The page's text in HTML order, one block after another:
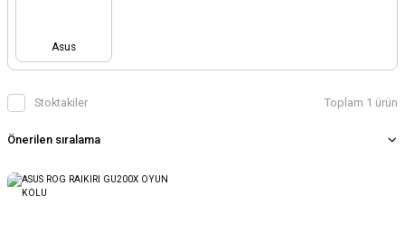
Asus
Stoktakiler Toplam 1 ürün